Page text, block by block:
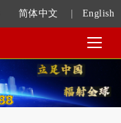
简体中文 English